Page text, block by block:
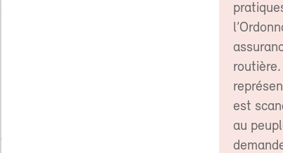
est
au